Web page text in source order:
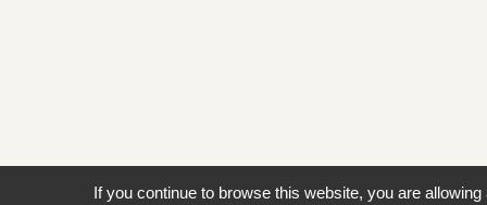
If you continue to browse this website, you are